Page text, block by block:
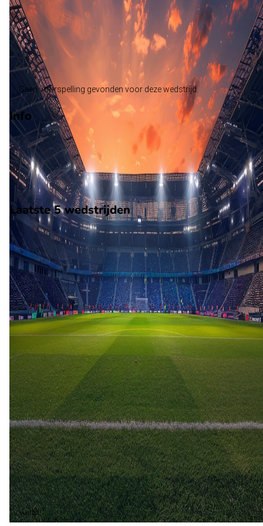
Alle wedstrijden
Noord-Macedonië - Letland
Opstellingen
Voorspelling
Voorbeschouwing
Geen voorspelling gevonden voor deze wedstrijd.
Info
Op 13 november 2025 gaat Noord-Macedonië de strijd aan
Letland. De wedstrijd wordt afgetrapt om 17:00 en wordt
gespeeld in de Vriendschappelijke wedstrijden.
Stadion: Onbekend
Scheidsrechter: Onbekend
Laatste 5 wedstrijden
H2H
Noord-Macedonië
Letland
13 nov2025
Noord-Macedonië
Letland
00
14 nov2024
Noord-Macedonië
Letland
10
10 okt
2024
Noord-Macedonië
0
3
9 sep 2019
Letland
Noord-Macedonië
0
21 mrt2019
Noord-Macedonië
Letland
31
Noord-Macedonië (4)80%
Gelijk (1)20%
Voetbal